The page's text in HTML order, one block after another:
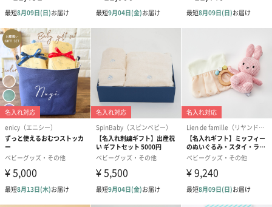
ただけます。
の音（小川のせせらぎ、雨の音）や母親の子宮内にいたときの心
地よい環境を再現したピンクノイズ、心拍音、子宮内を流れる血
液の音などを忠実に再現、ベビーに最も効果的な音を選ぶことが
できます。
寝かし始めの合図にはヒーリング音楽がぴったり。猫が喉を鳴ら
すゴロゴロ音もリラックスへと導きます。最終的には、本物の宇
宙音※が赤ちゃんを快眠へと導きます。※NASA所有の宇宙音をご
厚意により使用しています。
電源を押していくと、１～8の順番で音が切り替わります。
1. 小川の音
2. 胎内音